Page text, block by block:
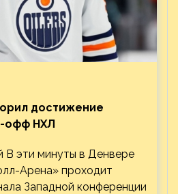
достижение
офф НХЛ
В эти минуты в Денвере
Арена» проходит
Западной конференции